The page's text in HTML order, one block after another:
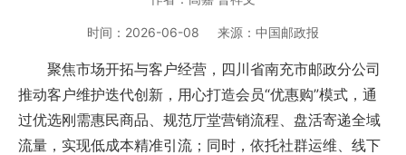
集邮报道时间： 2026-06-08 来源： 中国邮政报
聚焦市场开拓与客户经营，四川省南充市邮政分公司
推动客户维护迭代创新，用心打造会员“优惠购”模式，通
过优选刚需惠民商品、规范厅堂营销流程、盘活寄递全域
流量，实现低成本精准引流；同时，依托社群运维、线下